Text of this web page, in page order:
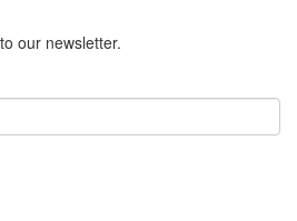
our newsletter.